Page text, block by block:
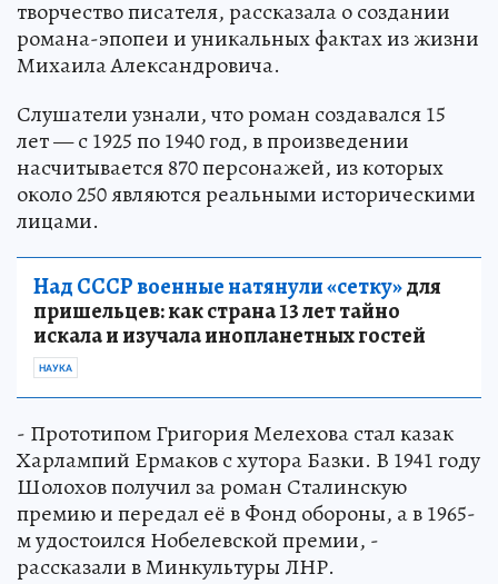
творчество писателя, рассказала о создании
романа-эпопеи и уникальных фактах из жизни
Михаила Александровича.
Слушатели узнали, что роман создавался 15
лет — с 1925 по 1940 год, в произведении
насчитывается 870 персонажей, из которых
около 250 являются реальными историческими
лицами.
Над СССР военные натянули «сетку»для
пришельцев: как страна 13 лет тайно
искала и изучала инопланетных гостей
НАУКА
- Прототипом Григория Мелехова стал казак
Харлампий Ермаков с хутора Базки. В 1941 году
Шолохов получил за роман Сталинскую
премию и передал её в Фонд обороны, а в 1965-
м удостоился Нобелевской премии, -
рассказали в Минкультуры ЛНР.